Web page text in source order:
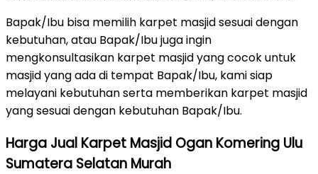
Bapak/Ibu bisa memilih karpet masjid sesuai dengan
kebutuhan, atau Bapak/Ibu juga ingin
mengkonsultasikan karpet masjid yang cocok untuk
masjid yang ada di tempat Bapak/Ibu, kami siap
melayani kebutuhan serta memberikan karpet masjid
yang sesuai dengan kebutuhan Bapak/Ibu.
Harga Jual Karpet Masjid Ogan Komering Ulu
Sumatera Selatan Murah